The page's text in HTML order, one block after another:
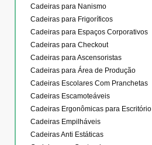
Cadeiras para Nanismo
Cadeiras para Frigoríficos
Cadeiras para Espaços Corporativos
Cadeiras para Checkout
Cadeiras para Ascensoristas
Cadeiras para Área de Produção
Cadeiras Escolares Com Pranchetas
Cadeiras Escamoteáveis
Cadeiras Ergonômicas para Escritório
Cadeiras Empilháveis
Cadeiras Anti Estáticas